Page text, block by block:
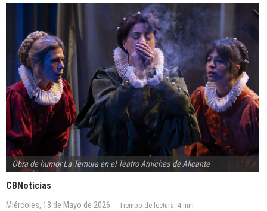
Obra de humor La Ternura en el Teatro Arniches de Alicante
CBNoticias
Miércoles, 13 de Mayo de 2026 Tiempo de lectura: 4 min